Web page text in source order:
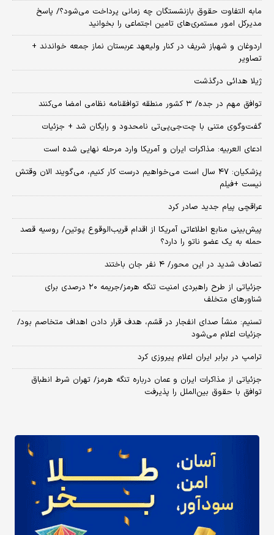
مابه التفاوت حقوق بازنشستگان چه زمانی پرداخت می‌شود؟/ پاسخ
مدیرکل امور مستمری‌های تامین اجتماعی را بخوانید
اردوغان و شهباز شریف در کنار ولیعهد عربستان نماز جمعه خواندند +
تصاویر
ژیلا هدائی درگذشت
توافق مهم در جده/ ۳ کشور منطقه توافقنامه نظامی امضا می‌کنند
گفت‌وگوی متنی با چت‌جی‌پی‌تی نامحدود و رایگان شد + جزئیات
ادعای العربیه: مذاکرات ایران و آمریکا وارد مرحله نهایی شده است
پزشکیان: ۴۷ سال است می‌خواهیم درست کار کنیم، می‌گویند الان وقتش
نیست +فیلم
عراقچی پیام جدید صادر کرد
پیش‌بینی منابع اطلاعاتی آمریکا از اقدام قریب‌الوقوع پوتین/ روسیه قصد
حمله به یک عضو ناتو را دارد؟
تصادف شدید در این محور/ ۴ نفر جان باختند
جزئیاتی از طرح راهبردی امنیت تنگه هرمز/جریمه ۲۰ درصدی برای
شناورهای متخلف
تسنیم: منشأ صدای انفجار در قشم، هدف قرار دادن اهداف متخاصم بود/
جزئیات اعلام می‌شود
ترامپ در برابر ایران اعلام پیروزی کرد
جزئیاتی از مذاکرات ایران و عمان درباره تنگه هرمز/ تهران شرط انطباق
توافق با حقوق بین‌الملل را پذیرفت